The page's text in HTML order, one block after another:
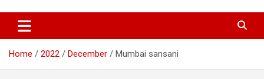
Mumbai Sansani
time updates on recent news around the World.
Home 2022 December Mumbai sansani